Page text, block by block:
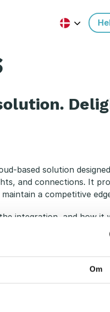
Om
based solution
and connections. It
a competitive
integration, and how it